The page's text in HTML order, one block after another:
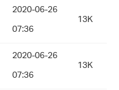
2020-06-26
07:36
13K
2020-06-26
07:36
13K